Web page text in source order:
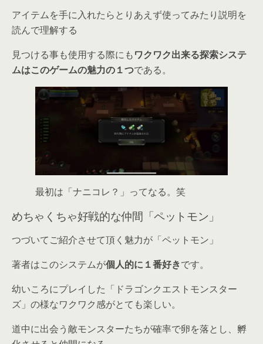
アイテムを手に入れたらとりあえず使ってみたり説明を
読んで理解する
見つける事も使用する際にもワクワク出来る探索システ
ムはこのゲームの魅力の１つである。
最初は「ナニコレ？」ってなる。笑
めちゃくちゃ好戦的な仲間「ペットモン」
つづいてご紹介させて頂く魅力が「ペットモン」
著者はこのシステムが個人的に１番好きです。
幼いころにプレイした「ドラゴンクエストモンスター
ズ」の様なワクワク感がとても楽しい。
道中に出会う敵モンスターたちが確率で卵を落とし、孵